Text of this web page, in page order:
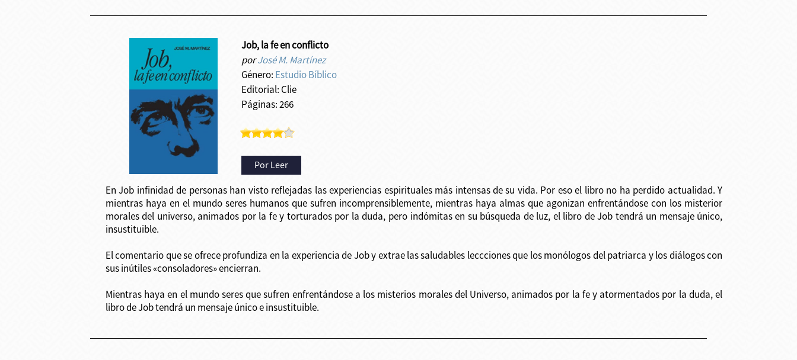
Job, la fe en conflicto
porJosé M. Martínez
Género: Estudio Bíblico
Editorial: Clie
Páginas: 266
Por Leer
En Job infinidad de personas han visto reflejadas las experiencias espirituales más intensas de su vida. Por eso el libro no ha perdido actualidad. Y
mientras haya en el mundo seres humanos que sufren incomprensiblemente, mientras haya almas que agonizan enfrentándose con los misterior
morales del universo, animados por la fe y torturados por la duda, pero indómitas en su búsqueda de luz, el libro de Job tendrá un mensaje único,
insustituible.
El comentario que se ofrece profundiza en la experiencia de Job y extrae las saludables leccciones que los monólogos del patriarca y los diálogos con
sus inútiles «consoladores» encierran.
Mientras haya en el mundo seres que sufren enfrentándose a los misterios morales del Universo, animados por la fe y atormentados por la duda, el
libro de Job tendrá un mensaje único e insustituible.